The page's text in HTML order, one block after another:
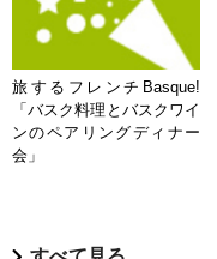
旅するフレンチBasque!
「バスク料理とバスクワイ
ンのペアリングディナー
会」